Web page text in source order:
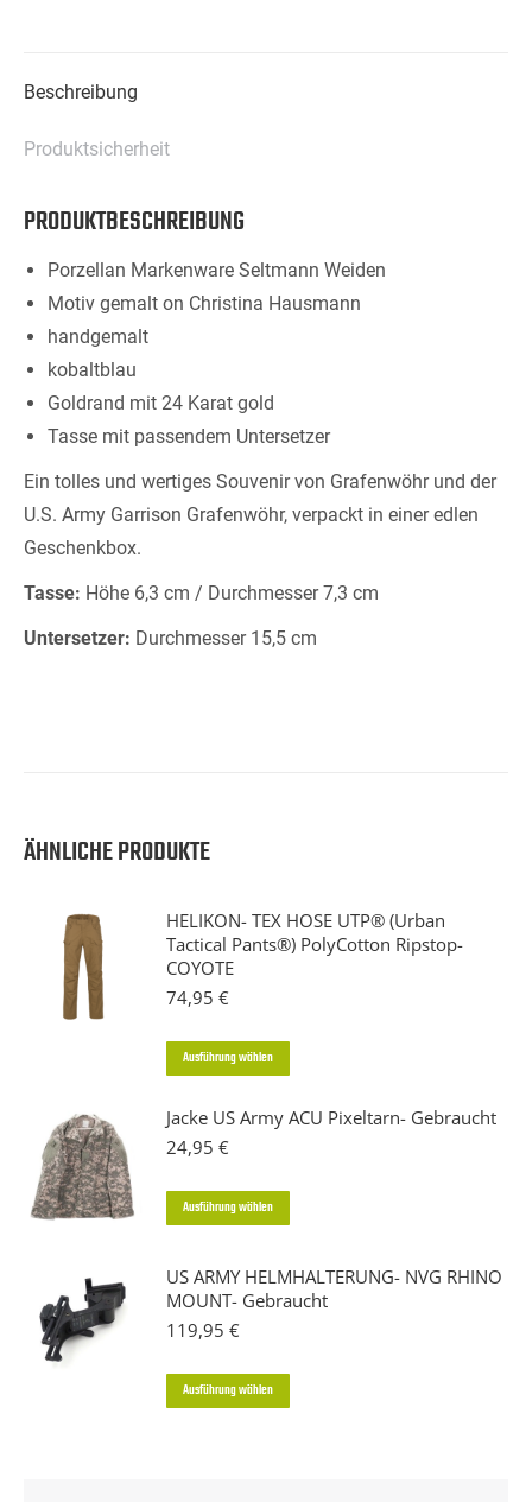
Beschreibung
Produktsicherheit
PRODUKTBESCHREIBUNG
Porzellan Markenware Seltmann Weiden
Motiv gemalt on Christina Hausmann
handgemalt
kobaltblau
Goldrand mit 24 Karat gold
Tasse mit passendem Untersetzer
Ein tolles und wertiges Souvenir von Grafenwöhr und der
U.S. Army Garrison Grafenwöhr, verpackt in einer edlen
Geschenkbox.
Tasse: Höhe 6,3 cm / Durchmesser 7,3 cm
Untersetzer: Durchmesser 15,5 cm
ÄHNLICHE PRODUKTE
HELIKON- TEX HOSE UTP® (Urban
Tactical Pants®) PolyCotton Ripstop-
COYOTE
74,95 €
Ausführung wählen
weist
Varianten
auf.
Optionen
Jacke US Army ACU Pixeltarn- Gebraucht
24,95 €
Ausführung wählen
weist
mehrere
auf.
Die
US ARMY HELMHALTERUNG- NVG RHINO
MOUNT- Gebraucht
119,95 €
Ausführung wählen